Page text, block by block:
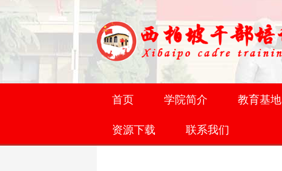
首页 学院简介 教育基地
资源下载
联系我们